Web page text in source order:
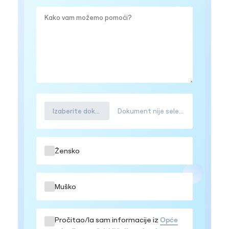
Izaberite dokument Dokument nije selektovana
Žensko
Muško
Pročitao/la sam informacije iz Opće